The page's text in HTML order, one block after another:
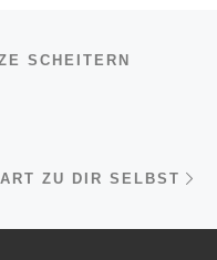
SCHEITERN
ZU DIR SELBST